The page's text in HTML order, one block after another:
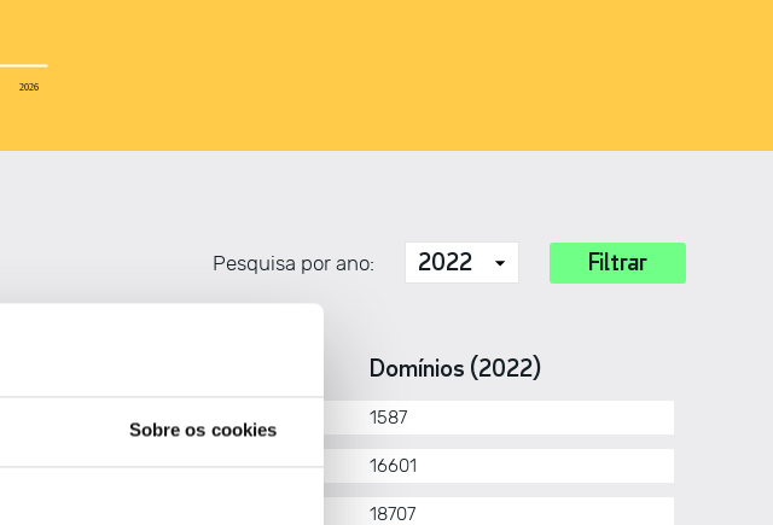
Sobre os cookies
2026
Pesquisa por ano:
Domínios (2022)
AfriNIC 1587
APNIC 16601
18707